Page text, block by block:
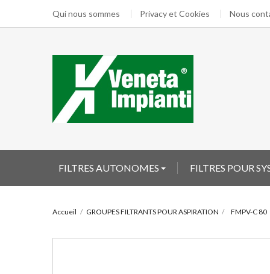
Qui nous sommes Privacy et Cookies Nous
FILTRES AUTONOMES FILTRES POUR
Accueil GROUPES FILTRANTS POUR ASPIRATION FMPV-C 80